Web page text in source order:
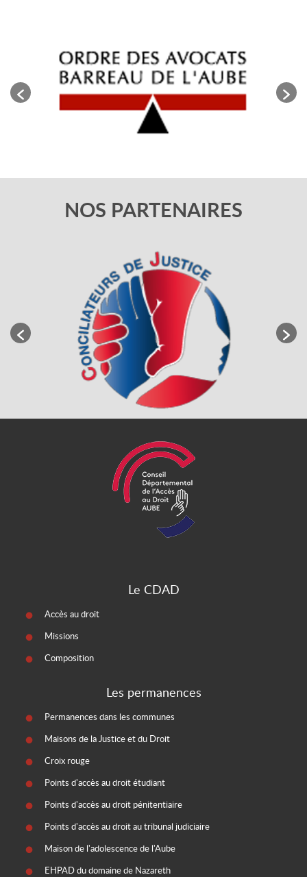
NOS PARTENAIRES
Le CDAD
Accès au droit
Missions
Composition
Les permanences
Permanences dans les communes
Maisons de la Justice et du Droit
Croix rouge
Points d'accès au droit étudiant
Points d'accès au droit pénitentiaire
Points d'accès au droit au tribunal judiciaire
Maison de l'adolescence de l'Aube
EHPAD du domaine de Nazareth